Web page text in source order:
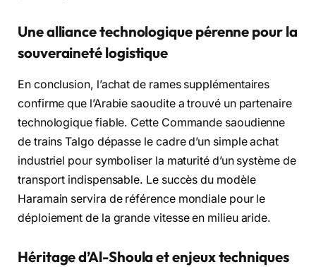
Une alliance technologique pérenne pour la
souveraineté logistique
En conclusion, l’achat de rames supplémentaires
confirme que l’Arabie saoudite a trouvé un partenaire
technologique fiable. Cette Commande saoudienne
de trains Talgo dépasse le cadre d’un simple achat
industriel pour symboliser la maturité d’un système de
transport indispensable. Le succès du modèle
Haramain servira de référence mondiale pour le
déploiement de la grande vitesse en milieu aride.
Héritage d’Al-Shoula et enjeux techniques